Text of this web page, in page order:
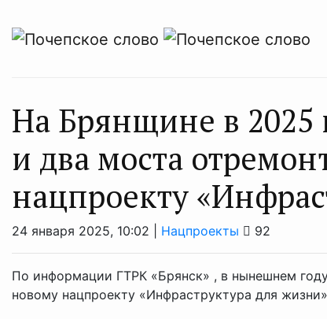
На Брянщине в 2025
и два моста
нацпроекту
24 января 2025, 10:02 | Нацпроекты 92
По информации ГТРК «Брянск» , в нынешнем
новому нацпроекту «Инфраструктура для